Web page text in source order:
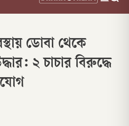
ডোবা থেকে
২ চাচার বিরুদ্ধে